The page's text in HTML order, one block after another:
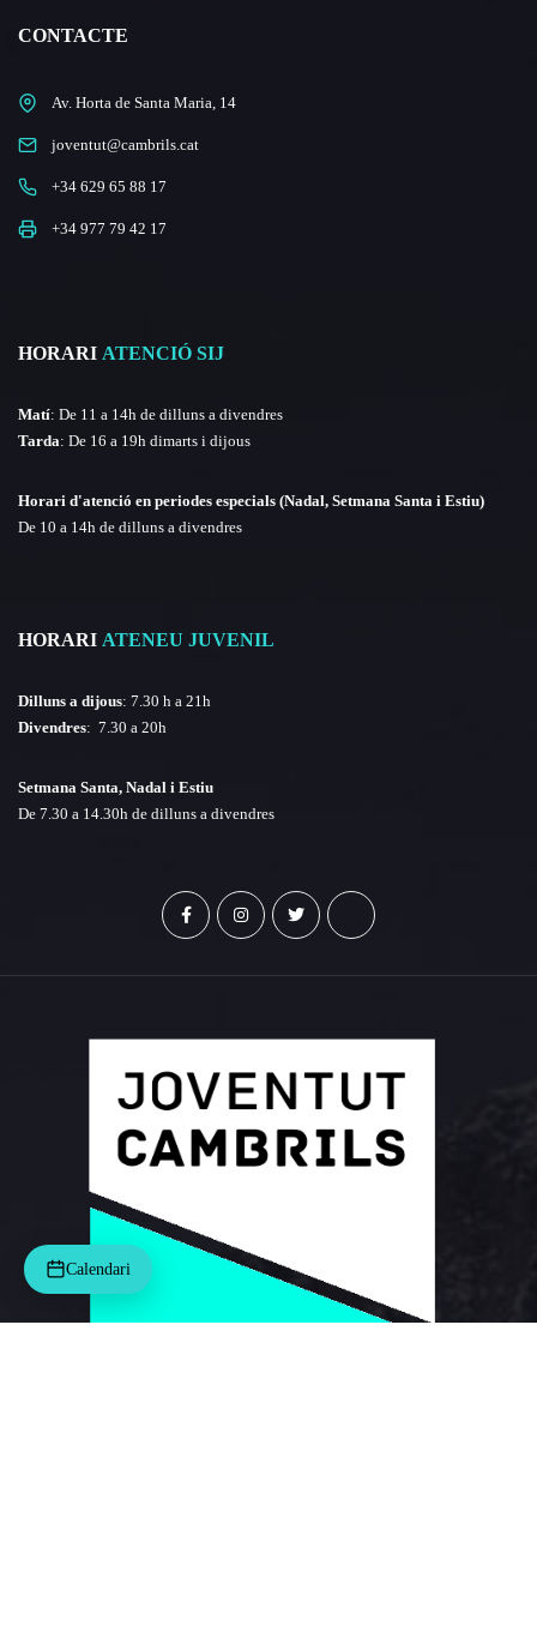
CONTACTE
Av. Horta de Santa Maria, 14
joventut@cambrils.cat
+34 629 65 88 17
+34 977 79 42 17
HORARI ATENCIÓ SIJ
Matí: De 11 a 14h de dilluns a divendres
Tarda: De 16 a 19h dimarts i dijous
Horari d'atenció en periodes especials (Nadal, Setmana Santa i Estiu)
De 10 a 14h de dilluns a divendres
HORARI ATENEU JUVENIL
Dilluns a dijous: 7.30 h a 21h
Divendres: 7.30 a 20h
Setmana Santa, Nadal i Estiu
De 7.30 a 14.30h de dilluns a divendres
Calendari